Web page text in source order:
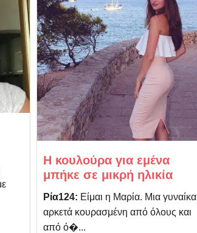
Η κουλούρα για εμένα
μπήκε σε μικρή ηλικία
Ρία124: Είμαι η Μαρία. Μια γυναίκα
αρκετά κουρασμένη από όλους και
από ό�...